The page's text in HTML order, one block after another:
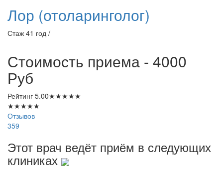
Лор (отоларинголог)
Стаж 41 год /
Стоимость приема - 4000
Руб
Рейтинг 5.00★★★★★
★★★★★
Отзывов
359
Этот врач ведёт приём в следующих
клиниках